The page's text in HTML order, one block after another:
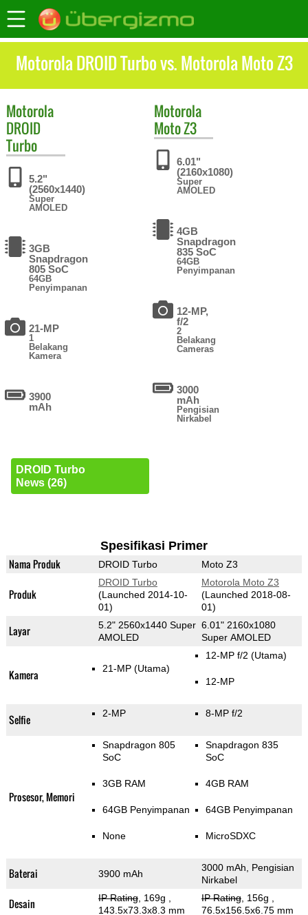
Motorola DROID Turbo vs. Motorola Moto Z3
Motorola
DROID
Turbo
5.2"
(2560x1440)
Super
AMOLED
3GB
Snapdragon
805 SoC
64GB
Penyimpanan
21-MP
1
Belakang
Kamera
3900
mAh
DROID Turbo
News (26)
Motorola
Moto Z3
6.01"
(2160x1080)
Super
AMOLED
4GB
Snapdragon
835 SoC
64GB
Penyimpanan
12-MP,
f/2
2
Belakang
Cameras
3000
mAh
Pengisian
Nirkabel
Spesifikasi Primer
Nama Produk DROID Turbo Moto Z3
Produk
DROID Turbo
(Launched 2014-10-
01)
Motorola Moto Z3
(Launched 2018-08-
01)
Layar
5.2" 2560x1440 Super
AMOLED
6.01" 2160x1080
Super AMOLED
Kamera 21-MP (Utama)
12-MP f/2 (Utama)
12-MP
Selfie 2-MP 8-MP f/2
Prosesor, Memori
Snapdragon 805
SoC
3GB RAM
64GB Penyimpanan
None
Snapdragon 835
SoC
4GB RAM
64GB Penyimpanan
MicroSDXC
Baterai 3900 mAh
3000 mAh, Pengisian
Nirkabel
Desain IP Rating, 169g
143.5x73.3x8.3 mm
IP Rating, 156g
76.5x156.5x6.75 mm